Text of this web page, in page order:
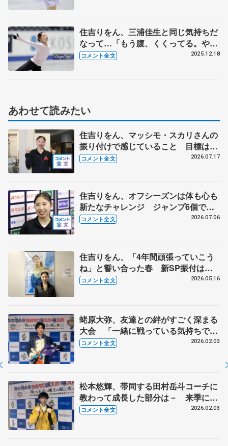
住吉りをん、三浦佳生と同じ気持ちだ
なって…「もう腹、くくってる。やる
べきことはやってきたから、出し切る
コメント全文 2025.12.18
あわせて読みたい
住吉りをん、マッシモ・スカリさんの
振り付けで感じていること 目標は、
全日本を笑顔で終える 【アクアカッ
コメント全文 2026.07.17
住吉りをん、オフシーズンは体も心も
新たなチャレンジ ジャンプ6個で充
実したプログラムに 【全日本シニア
コメント全文 2026.07.06
住吉りをん、「4年間頑張っていこう
ね」と誓い合った春 新SP振付はサ
ンフランシスコで
コメント全文 2026.05.16
蛯原大弥、友達との絆がすごく深まる
大会 「一緒に戦っている気持ちで応
援する」 【国民スポーツ大会冬季大
コメント全文 2026.02.03
松本悠輝、帯同する田村岳斗コーチに
教わって成長した部分は－ 来季に向
け「ちょっと身長が低くても演技に迫
コメント全文 2026.02.03